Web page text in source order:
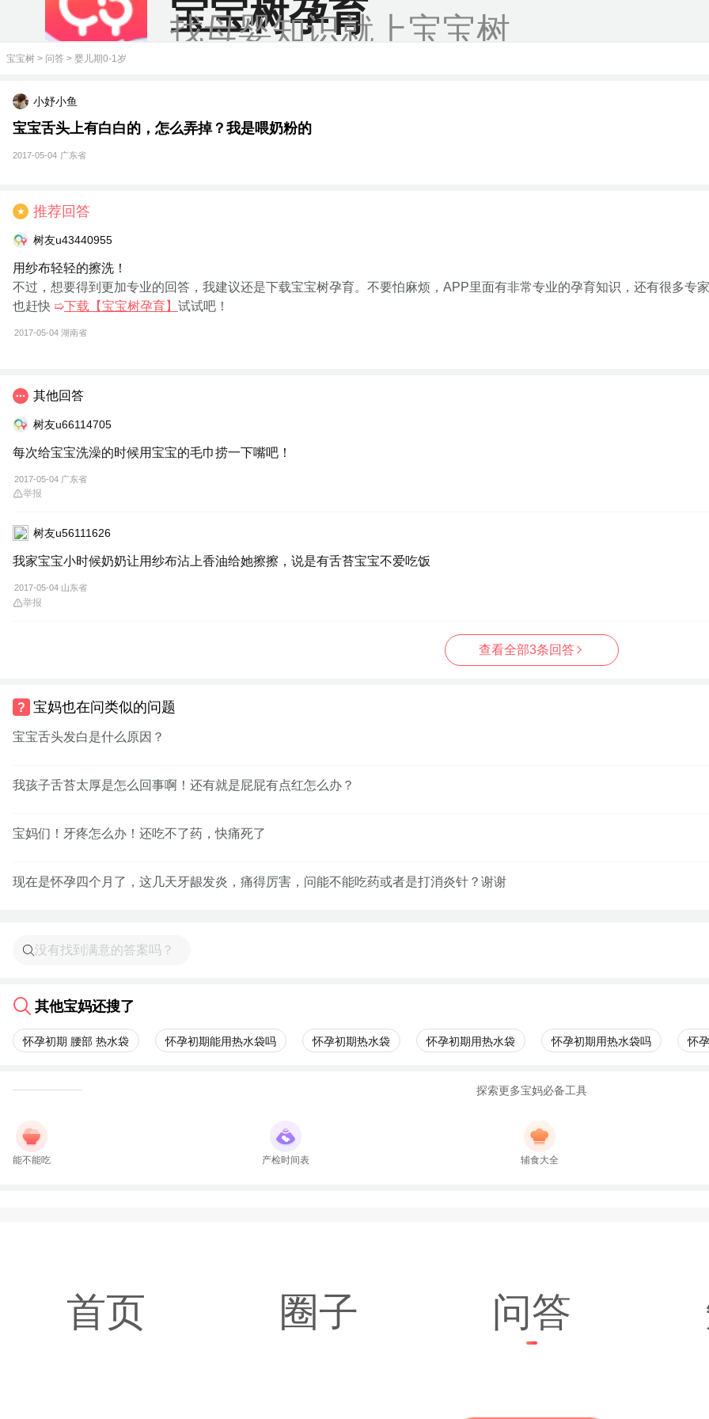
宝宝树孕育
找母婴知识就上宝宝树
宝宝树 > 问答 > 婴儿期0-1岁
小妤小鱼
宝宝舌头上有白白的，怎么弄掉？我是喂奶粉的
2017-05-04 广东省
★ 推荐回答
树友u43440955
用纱布轻轻的擦洗！
不过，想要得到更加专业的回答，我建议还是下载宝宝树孕育。不要怕麻烦，APP里面有非常专业的孕育知识，还有很多专
也赶快 ➯下载【宝宝树孕育】 试试吧！
2017-05-04 湖南省
其他回答
树友u66114705
每次给宝宝洗澡的时候用宝宝的毛巾捞一下嘴吧！
2017-05-04 广东省
举报
树友u56111626
我家宝宝小时候奶奶让用纱布沾上香油给她擦擦，说是有舌苔宝宝不爱吃饭
2017-05-04 山东省
举报
查看全部3条回答
宝妈也在问类似的问题
宝宝舌头发白是什么原因？
我孩子舌苔太厚是怎么回事啊！还有就是屁屁有点红怎么办？
宝妈们！牙疼怎么办！还吃不了药，快痛死了
现在是怀孕四个月了，这几天牙龈发炎，痛得厉害，问能不能吃药或者是打消炎针？谢谢
其他宝妈还搜了
怀孕初期 腰部 热水袋 怀孕初期能用热水袋吗 怀孕初期热水袋 怀孕初期用热水袋 怀孕初期用热水袋吗 怀
探索更多宝妈必备工具
能不能吃 产检时间表 辅食大全
首页 圈子 问答